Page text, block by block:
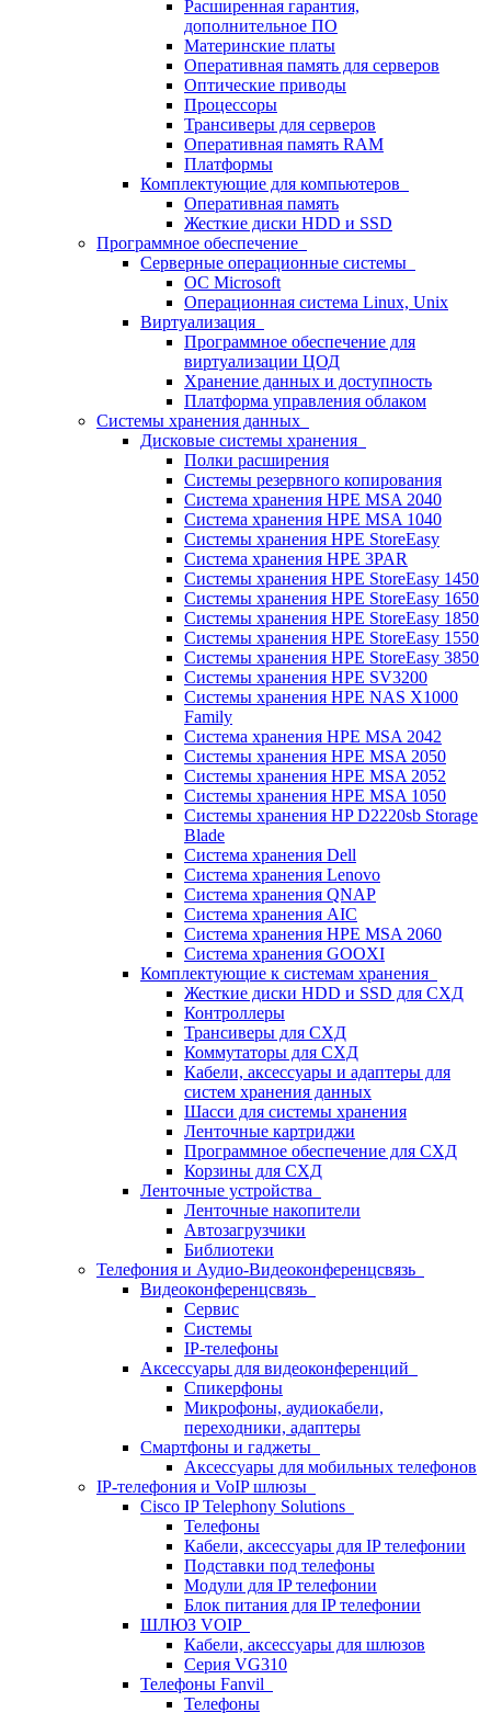
Расширенная гарантия,
дополнительное ПО
Материнские платы
Оперативная память для серверов
Оптические приводы
Процессоры
Трансиверы для серверов
Оперативная память RAM
Платформы
Комплектующие для компьютеров
Оперативная память
Жесткие диски HDD и SSD
Программное обеспечение
Серверные операционные системы
ОС Microsoft
Операционная система Linux, Unix
Виртуализация
Программное обеспечение для
виртуализации ЦОД
Хранение данных и доступность
Платформа управления облаком
Системы хранения данных
Дисковые системы хранения
Полки расширения
Системы резервного копирования
Система хранения HPE MSA 2040
Система хранения HPE MSA 1040
Системы хранения HPE StoreEasy
Система хранения HPE 3PAR
Системы хранения HPE StoreEasy 1450
Системы хранения HPE StoreEasy 1650
Системы хранения HPE StoreEasy 1850
Системы хранения HPE StoreEasy 1550
Системы хранения HPE StoreEasy 3850
Системы хранения HPE SV3200
Системы хранения HPE NAS X1000
Family
Система хранения HPE MSA 2042
Системы хранения HPE MSA 2050
Системы хранения HPE MSA 2052
Системы хранения HPE MSA 1050
Системы хранения HP D2220sb Storage
Blade
Система хранения Dell
Система хранения Lenovo
Система хранения QNAP
Система хранения AIC
Система хранения HPE MSA 2060
Система хранения GOOXI
Комплектующие к системам хранения
Жесткие диски HDD и SSD для СХД
Контроллеры
Трансиверы для СХД
Коммутаторы для СХД
Кабели, аксессуары и адаптеры для
систем хранения данных
Шасси для системы хранения
Ленточные картриджи
Программное обеспечение для СХД
Корзины для СХД
Ленточные устройства
Ленточные накопители
Автозагрузчики
Библиотеки
Телефония и Аудио-Видеоконференцсвязь
Видеоконференцсвязь
Сервис
Системы
IP-телефоны
Аксессуары для видеоконференций
Спикерфоны
Микрофоны, аудиокабели,
переходники, адаптеры
Смартфоны и гаджеты
Аксессуары для мобильных телефонов
IP-телефония и VoIP шлюзы
Cisco IP Telephony Solutions
Телефоны
Кабели, аксессуары для IP телефонии
Подставки под телефоны
Модули для IP телефонии
Блок питания для IP телефонии
ШЛЮЗ VOIP
Кабели, аксессуары для шлюзов
Серия VG310
Телефоны Fanvil
Телефоны